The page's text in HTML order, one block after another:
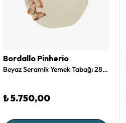
Bordallo Pinherio
Beyaz Seramik Yemek Tabağı 28 Cm Cloudy Butterflies Collection by Bordallo Pinheiro
₺ 5.750,00